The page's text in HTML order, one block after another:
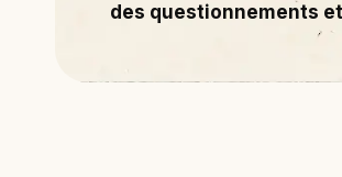
des questionnements